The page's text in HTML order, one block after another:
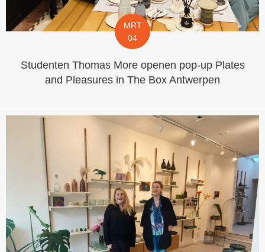
MRT
04
Studenten Thomas More openen pop-up Plates
and Pleasures in The Box Antwerpen